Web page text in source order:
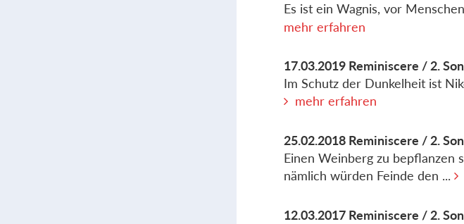
Es ist ein Wagnis, vor
mehr erfahren
17.03.2019 Reminiscere / 2.
Im Schutz der Dunkelheit ist
mehr erfahren
25.02.2018 Reminiscere / 2.
Einen Weinberg zu bepflanzen
nämlich würden Feinde den ...
12.03.2017 Reminiscere / 2.